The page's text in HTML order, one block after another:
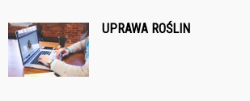
UPRAWA ROŚLIN